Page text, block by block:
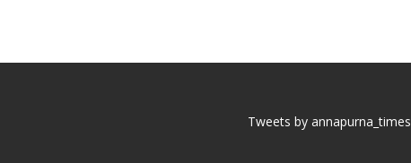
Tweets by annapurna_times